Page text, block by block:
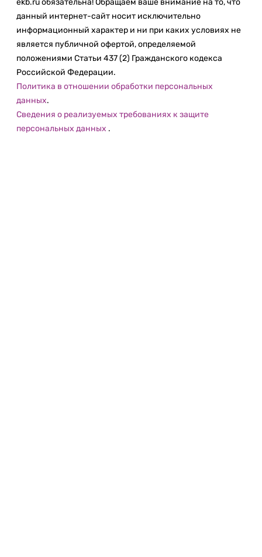
ekb.ru обязательна! Обращаем ваше внимание на то, что
данный интернет-сайт носит исключительно
информационный характер и ни при каких условиях не
является публичной офертой, определяемой
положениями Статьи 437 (2) Гражданского кодекса
Российской Федерации.
Политика в отношении обработки персональных
данных.
Сведения о реализуемых требованиях к защите
персональных данных .